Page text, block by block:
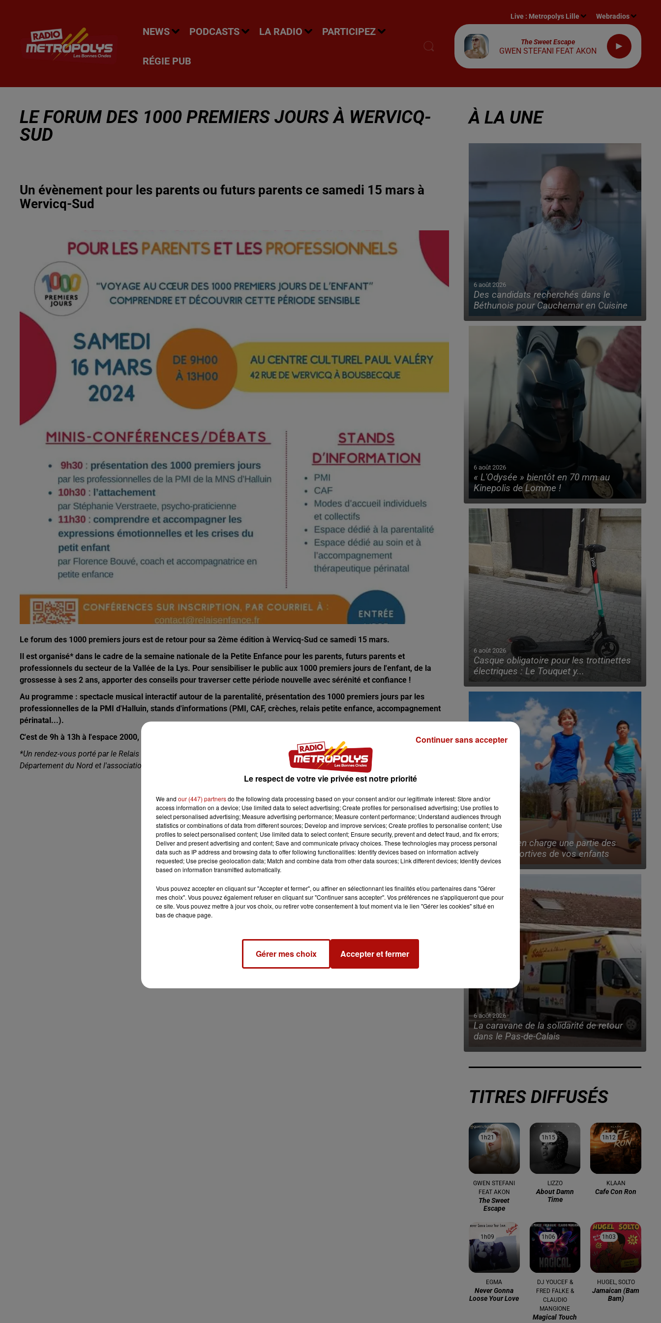
NEWS PODCASTS LA RADIO PARTICIPEZ
RÉGIE PUB
Live : Metropolys Lille Webradios
The Sweet Escape
GWEN STEFANI FEAT AKON
LE FORUM DES 1000 PREMIERS JOURS À WERVICQ-
SUD
Un évènement pour les parents ou futurs parents ce samedi 15 mars à
Wervicq-Sud
Le forum des 1000 premiers jours est de retour pour sa 2ème édition à Wervicq-Sud ce samedi 15 mars.
Il est organisé* dans le cadre de la semaine nationale de la Petite Enfance pour les parents, futurs parents et
professionnels du secteur de la Vallée de la Lys. Pour sensibiliser le public aux 1000 premiers jours de l'enfant, de la
grossesse à ses 2 ans, apporter des conseils pour traverser cette période nouvelle avec sérénité et confiance !
Au programme : spectacle musical interactif autour de la parentalité, présentation des 1000 premiers jours par les
professionnelles de la PMI d'Halluin, stands d'informations (PMI, CAF, crèches, relais petite enfance, accompagnement
périnatal...).
C'est de 9h à 13h à l'espace 2000, salle Georges Straseele à Wervicq-Sud, entrée libre.
*Un rendez-vous porté par le Relais Enfance du SIVU, la Maison des Parents de la Métropole Roubaix-Tourcoing, le
Département du Nord et l'association Naître et Grandir au Naturel
À LA UNE
6 août 2026
Des candidats recherchés dans le
Béthunois pour Cauchemar en Cuisine
6 août 2026
« L'Odysée » bientôt en 70 mm au
Kinepolis de Lomme !
6 août 2026
Casque obligatoire pour les trottinettes
électriques : Le Touquet y...
6 août 2026
Lille prend en charge une partie des
licences sportives de vos enfants
6 août 2026
La caravane de la solidarité de retour
dans le Pas-de-Calais
TITRES DIFFUSÉS
1h21
1h21
GWEN STEFANI
FEAT AKON
The Sweet
Escape
1h15
1h15
LIZZO
About Damn
Time
1h12
1h12
KLAAN
Cafe Con Ron
1h09
1h09
EGMA
Never Gonna
Loose Your Love
1h06
1h06
DJ YOUCEF &
FRED FALKE &
CLAUDIO
MANGIONE
Magical Touch
1h03
1h03
HUGEL, SOLTO
Jamaican (bam
Bam)
Le respect de votre vie privée est notre priorité
We and our (447) partnersdo the following data processing based on your consent and/or our legitimate interest: Store and/or
access information on a device; Use limited data to select advertising; Create profiles for personalised advertising; Use profiles to
select personalised advertising; Measure advertising performance; Measure content performance; Understand audiences through
statistics or combinations of data from different sources; Develop and improve services; Create profiles to personalise content; Use
profiles to select personalised content; Use limited data to select content; Ensure security, prevent and detect fraud, and fix errors;
Deliver and present advertising and content; Save and communicate privacy choices. These technologies may process personal
data such as IP address and browsing data to offer following functionalities: Identify devices based on information actively
requested; Use precise geolocation data; Match and combine data from other data sources; Link different devices; Identify devices
based on information transmitted automatically.
Vous pouvez accepter en cliquant sur "Accepter et fermer", ou affiner en sélectionnant les finalités et/ou partenaires dans "Gérer
mes choix". Vous pouvez également refuser en cliquant sur "Continuer sans accepter". Vos préférences ne s'appliqueront que pour
ce site. Vous pouvez mettre à jour vos choix, ou retirer votre consentement à tout moment via le lien "Gérer les cookies" situé en
bas de chaque page.
Gérer mes choix Accepter et fermer
Continuer sans accepter